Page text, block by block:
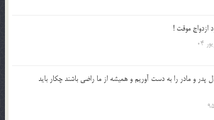
ازدواج موقت !
پدر و مادر را به دست آوريم و هميشه از ما راضي باشند چكار بايد